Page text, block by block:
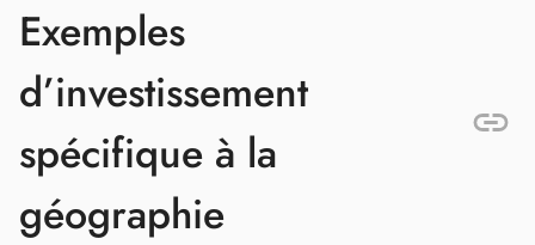
Exemples
d’investissement
spécifique à la
géographie